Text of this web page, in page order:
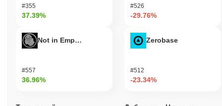
#355
37.39%
Not in Employment, Education, or Training
#557
36.96%
#526
-29.76%
Zerobase
#512
-23.34%